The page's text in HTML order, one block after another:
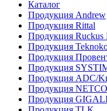
Каталог
Продукция Andrew
Продукция Rittal
Продукция Ruckus
Продукция
Продукция
Продукция
Продукция ADC/
Продукция
Продукция